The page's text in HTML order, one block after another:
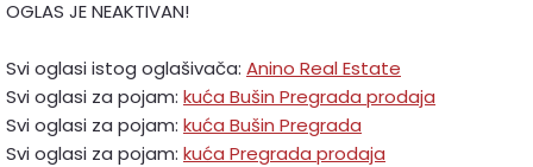
OGLAS JE NEAKTIVAN!
Svi oglasi istog oglašivača: Anino Real Estate
Svi oglasi za pojam: kuća Bušin Pregrada prodaja
Svi oglasi za pojam: kuća Bušin Pregrada
Svi oglasi za pojam: kuća Pregrada prodaja